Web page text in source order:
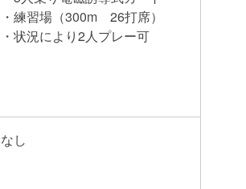
・練習場（300m 26打席）
・状況により2人プレー可
なし